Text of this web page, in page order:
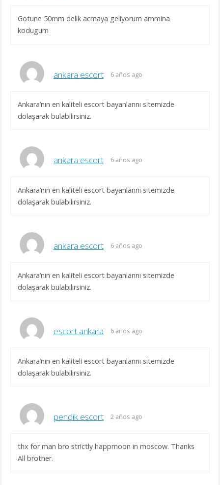
Gotune 50mm delik acmaya geliyorum ammina
kodugum
ankara escort 6 años ago
Ankara’nın en kaliteli escort bayanlarını sitemizde
dolaşarak bulabilirsiniz.
ankara escort 6 años ago
Ankara’nın en kaliteli escort bayanlarını sitemizde
dolaşarak bulabilirsiniz.
ankara escort 6 años ago
Ankara’nın en kaliteli escort bayanlarını sitemizde
dolaşarak bulabilirsiniz.
escort ankara 6 años ago
Ankara’nın en kaliteli escort bayanlarını sitemizde
dolaşarak bulabilirsiniz.
pendik escort 2 años ago
thx for man bro strictly happmoon in moscow. Thanks
All brother.